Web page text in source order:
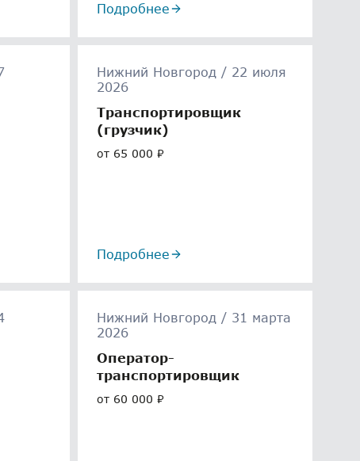
Подробнее
Нижний Новгород / 22 июля
2026
Транспортировщик
(грузчик)
от 65 000 ₽
Подробнее
Нижний Новгород / 31 марта
2026
Оператор-
транспортировщик
от 60 000 ₽